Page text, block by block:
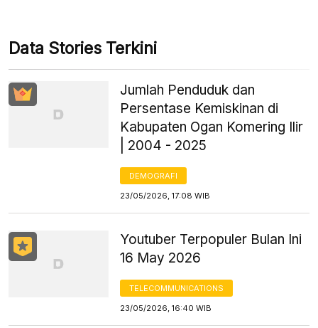
Data Stories Terkini
Jumlah Penduduk dan
Persentase Kemiskinan di
Kabupaten Ogan Komering Ilir
| 2004 - 2025
DEMOGRAFI
23/05/2026, 17:08 WIB
Youtuber Terpopuler Bulan Ini
16 May 2026
TELECOMMUNICATIONS
23/05/2026, 16:40 WIB